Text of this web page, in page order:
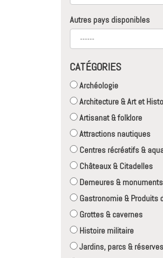
Autres pays disponibles
CATÉGORIES
Archéologie
Architecture & Art et
Artisanat & folklore
Attractions nautiques
Centres récréatifs &
Châteaux & Citadelles
Demeures &
Gastronomie & Produits
Grottes & cavernes
Histoire militaire
Jardins, parcs &